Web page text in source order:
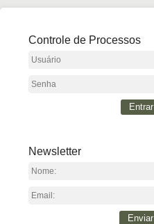
Controle de Processos
Entrar
Newsletter
Enviar